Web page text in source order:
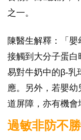
之一。
陳醫生解釋：「
接觸到大分子蛋
易對牛奶中的β-乳
應。另外，若嬰
道屏障，亦有機會
過敏非防不